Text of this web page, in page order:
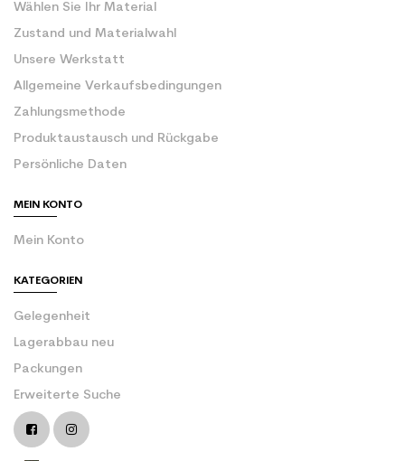
Wählen Sie Ihr Material
Zustand und Materialwahl
Unsere Werkstatt
Allgemeine Verkaufsbedingungen
Zahlungsmethode
Produktaustausch und Rückgabe
Persönliche Daten
MEIN KONTO
Mein Konto
KATEGORIEN
Gelegenheit
Lagerabbau neu
Packungen
Erweiterte Suche